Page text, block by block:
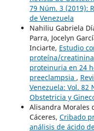
79 Núm. 3 (2019):
de Venezuela
Nahiliu Gabriela
Parra, Jocelyn
Inciarte, Estudio
proteína/
proteinuria en 24
preeclampsia ,
Venezuela: Vol. 82
Obstetricia y
Alisandra Morales
Cáceres, Cribado
análisis de ácido